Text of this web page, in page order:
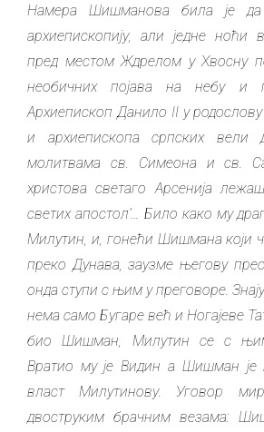
Намера Шишманова била је
архиепископију, али једне ноћи
пред местом Ждрелом у Хвосну
необичних појава на небу и
Архиепископ Данило II у
и архиепископа српскихвели
молитвама св. Симеона и св.
христова светаго Арсенија
светих апостол’… Било како му
Милутин, и, гонећи Шишмана који
преко Дунава, заузме његову
онда ступи с њим у преговоре.
нема само Бугаре већ и Ногајеве
био Шишман, Милутин се с
Вратио му је Видин а Шишман је
власт Милутинову. Уговор
двоструким брачним везама: